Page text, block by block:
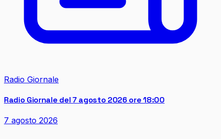
Radio Giornale
Radio Giornale del 7 agosto 2026 ore 18:00
7 agosto 2026